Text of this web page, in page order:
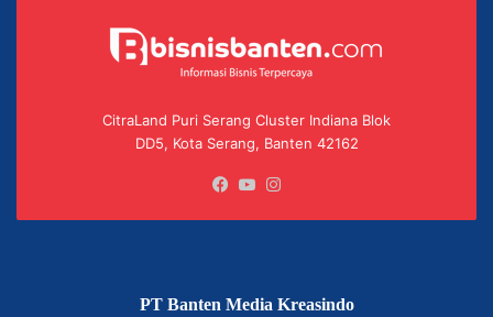
CitraLand Puri Serang Cluster Indiana Blok
DD5, Kota Serang, Banten 42162
Facebook
YouTube
PT Banten Media Kreasindo